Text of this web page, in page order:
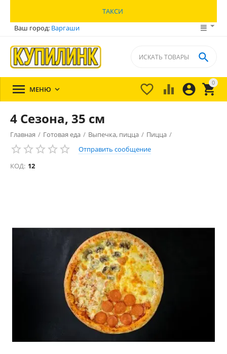
ТАКСИ
Ваш город: Варгаши
0


 

 МЕНЮ 
4 Сезона, 35 см
Главная / Готовая еда / Выпечка, пицца / Пицца /
Отправить сообщение
КОД: 12